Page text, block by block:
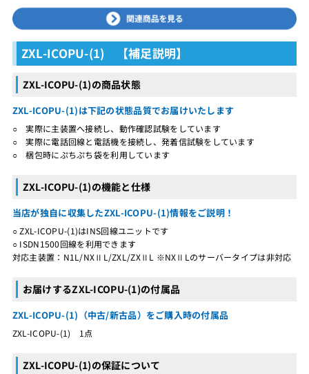
ZXL-ICOPU-(1) 【補足説明】
ZXL-ICOPU-(1)の商品状態
ZXL-ICOPU-(1)は下記の状態品質でお届けいたします
○ 実際に主装置へ接続し、動作確認試験をしています
○ 実際に電話回線と電話機を接続し、発着信試験をしています
○ 梱包時にぷちぷち袋を利用しています
ZXL-ICOPU-(1)の機能と仕様
当店が独自に収集したZXL-ICOPU-(1)情報をご説明！
○ ZXL-ICOPU-(1)はINS回線ユニットです
○ ISDN1500回線を利用できます
対応主装置：N1L/NXⅡL/ZXL/ZXⅡL ※NXⅡLのサーバータイプは非対応
お届けするZXL-ICOPU-(1)の付属品
ZXL-ICOPU-(1)（中古/新古品）をご購入時の付属品
ZXL-ICOPU-(1) 1点
ZXL-ICOPU-(1)の保証について